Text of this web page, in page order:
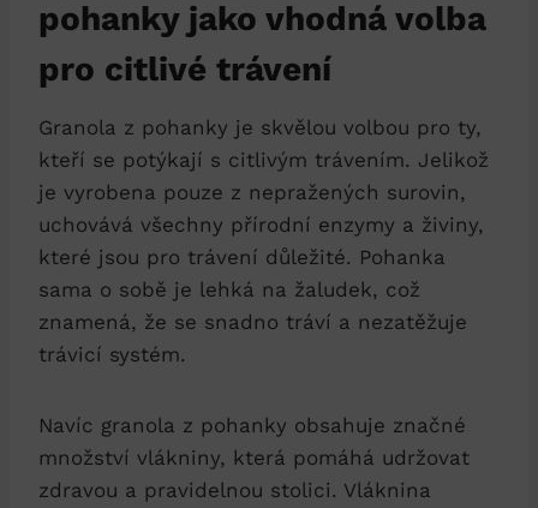
pohanky jako vhodná volba
pro citlivé trávení
Granola z pohanky je skvělou volbou pro ty,
kteří se potýkají s citlivým trávením. Jelikož
je vyrobena pouze z nepražených surovin,
uchovává všechny přírodní enzymy a živiny,
které jsou pro trávení důležité. Pohanka
sama o sobě je lehká na žaludek, což
znamená, že se snadno tráví a nezatěžuje
trávicí systém.
Navíc granola z pohanky obsahuje značné
množství vlákniny, která pomáhá udržovat
zdravou a pravidelnou stolici. Vláknina